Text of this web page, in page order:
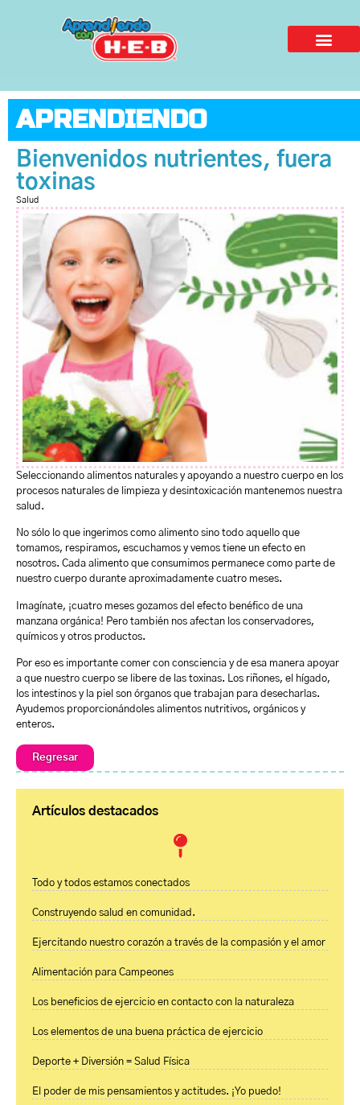
APRENDIENDO
Bienvenidos nutrientes, fuera
toxinas
Salud
Seleccionando alimentos naturales y apoyando a nuestro cuerpo en los
procesos naturales de limpieza y desintoxicación mantenemos nuestra
salud.
No sólo lo que ingerimos como alimento sino todo aquello que
tomamos, respiramos, escuchamos y vemos tiene un efecto en
nosotros. Cada alimento que consumimos permanece como parte de
nuestro cuerpo durante aproximadamente cuatro meses.
Imagínate, ¡cuatro meses gozamos del efecto benéfico de una
manzana orgánica! Pero también nos afectan los conservadores,
químicos y otros productos.
Por eso es importante comer con consciencia y de esa manera apoyar
a que nuestro cuerpo se libere de las toxinas. Los riñones, el hígado,
los intestinos y la piel son órganos que trabajan para desecharlas.
Ayudemos proporcionándoles alimentos nutritivos, orgánicos y
enteros.
Regresar
Artículos destacados
Todo y todos estamos conectados
Construyendo salud en comunidad.
Ejercitando nuestro corazón a través de la compasión y el amor
Alimentación para Campeones
Los beneficios de ejercicio en contacto con la naturaleza
Los elementos de una buena práctica de ejercicio
Deporte + Diversión = Salud Física
El poder de mis pensamientos y actitudes. ¡Yo puedo!